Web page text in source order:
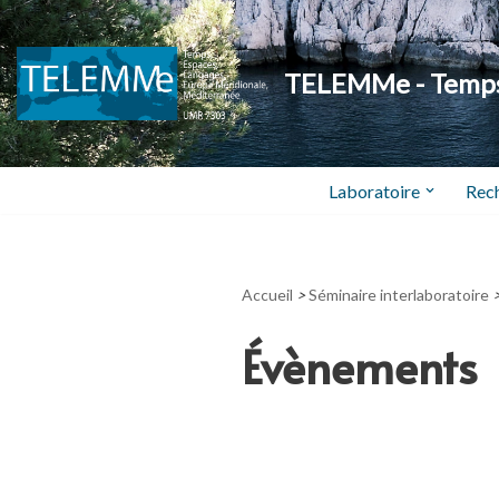
Aller
au
contenu
TELEMMe -
Laboratoire
Accueil > Séminaire interlaboratoire
Évènements